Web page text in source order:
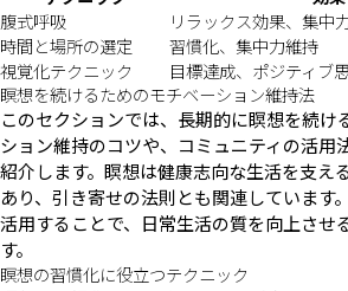
腹式呼吸
リラックス効果、集中
時間と場所の選定
習慣化、集中力維持
視覚化テクニック
目標達成、ポジティブ
瞑想を続けるためのモチベーション維持法
このセクションでは、長期的に瞑想を続け
ション維持のコツや、コミュニティの活用
紹介します。瞑想は健康志向な生活を支え
あり、引き寄せの法則とも関連しています
活用することで、日常生活の質を向上させ
す。
瞑想の習慣化に役立つテクニック